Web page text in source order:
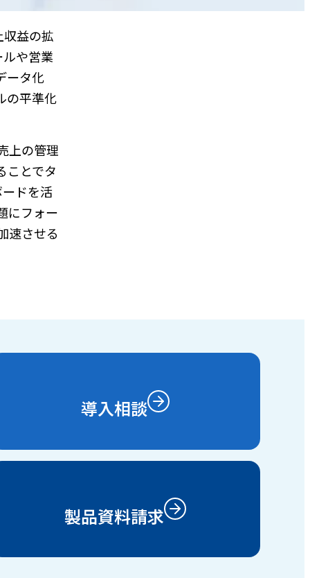
益の拡
や営業
ータ化
の平準化
上の管理
ことでタ
ドを活
にフォー
速させる
導入相談
製品資料請求